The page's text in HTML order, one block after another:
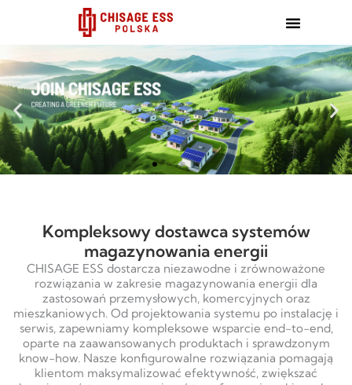
Kompleksowy dostawca systemów
magazynowania energii
CHISAGE ESS dostarcza niezawodne i zrównoważone
rozwiązania w zakresie magazynowania energii dla
zastosowań przemysłowych, komercyjnych oraz
mieszkaniowych. Od projektowania systemu po instalację i
serwis, zapewniamy kompleksowe wsparcie end-to-end,
oparte na zaawansowanych produktach i sprawdzonym
know-how. Nasze konfigurowalne rozwiązania pomagają
klientom maksymalizować efektywność, zwiększać